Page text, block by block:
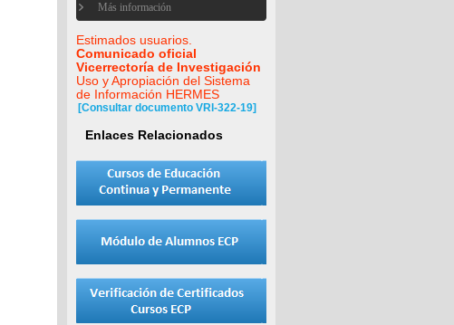
Más información
Estimados usuarios.
Comunicado oficial
Vicerrectoría de Investigación
Uso y Apropiación del Sistema
de Información HERMES
[Consultar documento VRI-322-19]
Enlaces Relacionados